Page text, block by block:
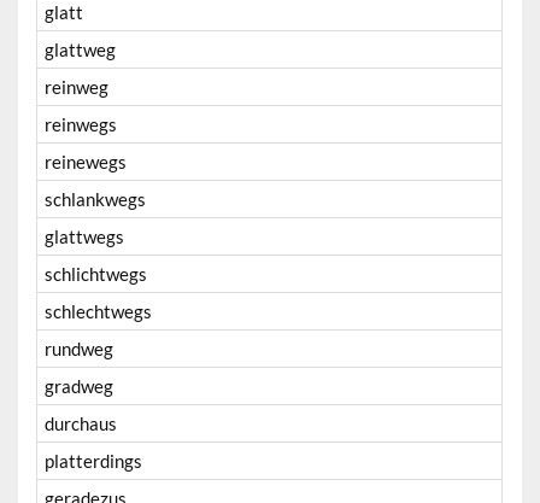
glatt
glattweg
reinweg
reinwegs
reinewegs
schlankwegs
glattwegs
schlichtwegs
schlechtwegs
rundweg
gradweg
durchaus
platterdings